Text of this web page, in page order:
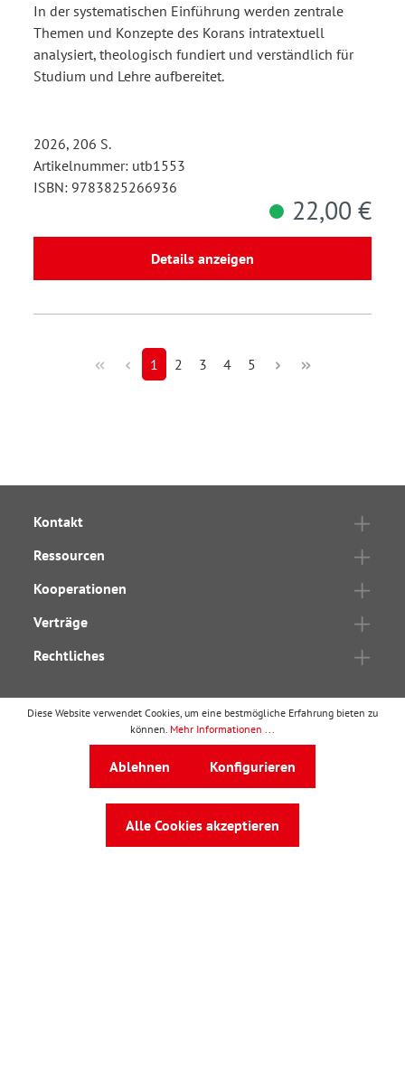
In der systematischen Einführung werden zentrale
Themen und Konzepte des Korans intratextuell
analysiert, theologisch fundiert und verständlich für
Studium und Lehre aufbereitet.
2026, 206 S.
Artikelnummer: utb1553
ISBN: 9783825266936
22,00 €
Details anzeigen
1 2 3 4 5
Kontakt
Ressourcen
Kooperationen
Verträge
Rechtliches
wbv Publikationist ein Geschäftsbereich vonwbv
service@wbv.de
Folgen Sie uns auf:
Diese Website verwendet Cookies, um eine bestmögliche Erfahrung bieten zu
können. Mehr Informationen ...
Ablehnen Konfigurieren
Alle Cookies akzeptieren